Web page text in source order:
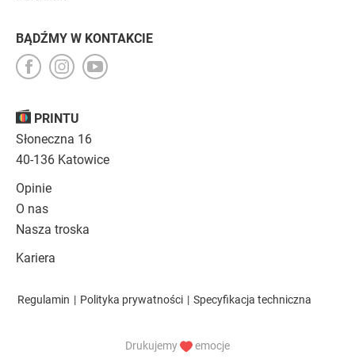
PRINTU
Słoneczna 16
40-136 Katowice
Opinie
O nas
Nasza troska
Kariera
BĄDŹMY W KONTAKCIE
Regulamin | Polityka prywatności | Specyfikacja techniczna
Drukujemy emocje